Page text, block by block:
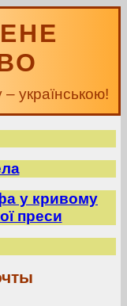
українською!
у кривому
преси